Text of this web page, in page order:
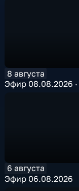
8 августа
Эфир 08.08.2026
6 августа
Эфир 06.08.2026